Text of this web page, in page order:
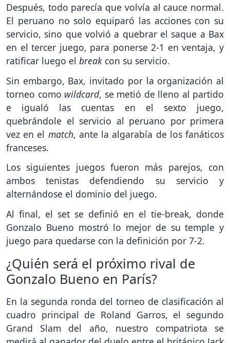
Después, todo parecía que volvía al cauce normal.
El peruano no solo equiparó las acciones con su
servicio, sino que volvió a quebrar el saque a Bax
en el tercer juego, para ponerse 2-1 en ventaja, y
ratificar luego el break con su servicio.
Sin embargo, Bax, invitado por la organización al
torneo como wildcard, se metió de lleno al partido
e igualó las cuentas en el sexto juego,
quebrándole el servicio al peruano por primera
vez en el match, ante la algarabía de los fanáticos
franceses.
Los siguientes juegos fueron más parejos, con
ambos tenistas defendiendo su servicio y
alternándose el dominio del juego.
Al final, el set se definió en el tie-break, donde
Gonzalo Bueno mostró lo mejor de su temple y
juego para quedarse con la definición por 7-2.
¿Quién será el próximo rival de
Gonzalo Bueno en París?
En la segunda ronda del torneo de clasificación al
cuadro principal de Roland Garros, el segundo
Grand Slam del año, nuestro compatriota se